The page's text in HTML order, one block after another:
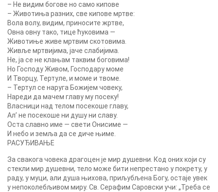
– He видим богове но само кипове
– Животиња разних, све кипове мртве:
Вола волу, видим, приносите жртве,
Овна овну тако, тице ћуковима —
Животиње живе мртвим скотовима.
Живље мртвијима, јаче слабијима.
He, ja сe не клањам таквим боговима!
Но Господу Живом, Господару моме
И Творцу, Тертуле, и моме и твоме.
– Тертул сe наруга Божијем човеку,
Нареди да мачем главу му посеку!
Власници над телом посекоше главу,
Ал’ не посекоше ни душу ни славу.
Оста славно име — свети Онисиме —
И небо и земља да се диче њиме.
РАСУЂИВАЊЕ
За свакога човека драгоцен је мир душевни. Код оних који су
стекли мир душевни, тело може бити непрестано у покрету, у
раду, у муци, али душа њихова, приљубљена Богу, остаје увек
у непоколебљивом миру. Св. Серафим Саровски учи: „Треба се